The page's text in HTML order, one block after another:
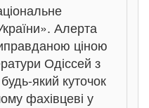
Алерта
ціною
Одіссей з
який куточок
фахівцеві у